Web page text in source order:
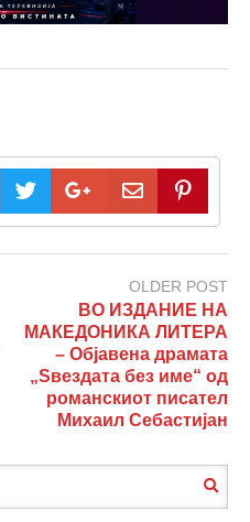
OLDER POST
ВО ИЗДАНИЕ НА
МАКЕДОНИКА ЛИТЕРА
– Објавена драмата
„Ѕвездата без име“ од
романскиот писател
Михаил Себастијан